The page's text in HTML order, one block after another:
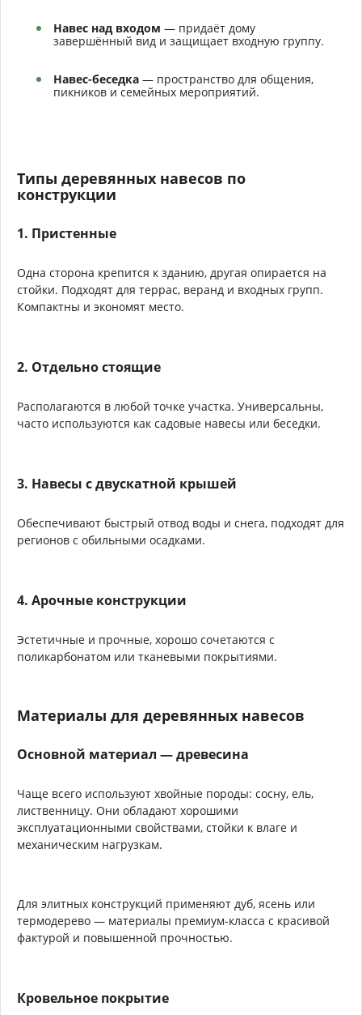
Навес над входом — придаёт дому
завершённый вид и защищает входную группу.
Навес-беседка — пространство для общения,
пикников и семейных мероприятий.
Типы деревянных навесов по
конструкции
1. Пристенные
Одна сторона крепится к зданию, другая опирается на
стойки. Подходят для террас, веранд и входных групп.
Компактны и экономят место.
2. Отдельно стоящие
Располагаются в любой точке участка. Универсальны,
часто используются как садовые навесы или беседки.
3. Навесы с двускатной крышей
Обеспечивают быстрый отвод воды и снега, подходят для
регионов с обильными осадками.
4. Арочные конструкции
Эстетичные и прочные, хорошо сочетаются с
поликарбонатом или тканевыми покрытиями.
Материалы для деревянных навесов
Основной материал — древесина
Чаще всего используют хвойные породы: сосну, ель,
лиственницу. Они обладают хорошими
эксплуатационными свойствами, стойки к влаге и
механическим нагрузкам.
Для элитных конструкций применяют дуб, ясень или
термодерево — материалы премиум-класса с красивой
фактурой и повышенной прочностью.
Кровельное покрытие